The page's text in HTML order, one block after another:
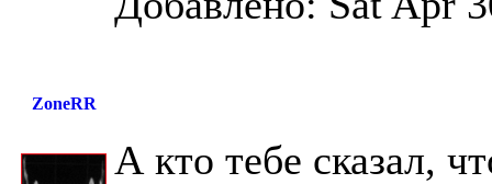
ZoneRR
А кто тебе сказал,